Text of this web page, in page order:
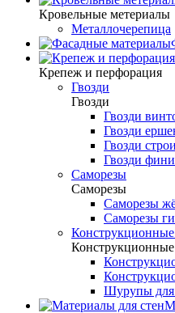
Кровельные метериалы
Металлочерепица
Крепеж и перфорация
Гвозди
Гвозди
Гвозди
Гвозди
Гвозди
Гвозди
Саморезы
Саморезы
Саморезы
Саморезы
Шурупы для